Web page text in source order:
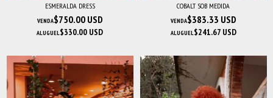
ESMERALDA DRESS
VENDA$750.00 USD
ALUGUEL$330.00 USD
COBALT SOB MEDIDA
VENDA$383.33 USD
ALUGUEL$241.67 USD